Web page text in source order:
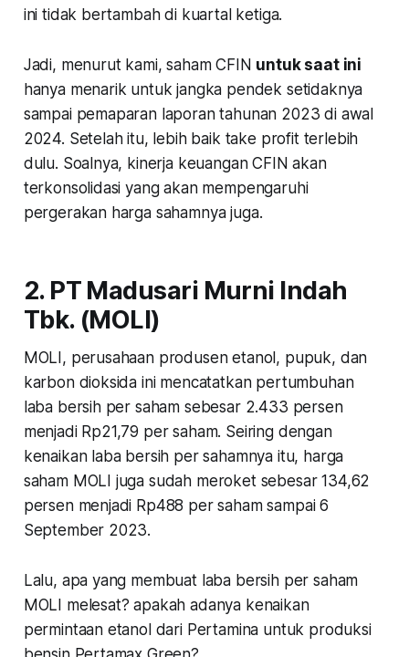
ini tidak bertambah di kuartal ketiga.
Jadi, menurut kami, saham CFIN untuk saat ini
hanya menarik untuk jangka pendek setidaknya
sampai pemaparan laporan tahunan 2023 di awal
2024. Setelah itu, lebih baik take profit terlebih
dulu. Soalnya, kinerja keuangan CFIN akan
terkonsolidasi yang akan mempengaruhi
pergerakan harga sahamnya juga.
2. PT Madusari Murni Indah
Tbk. (MOLI)
MOLI, perusahaan produsen etanol, pupuk, dan
karbon dioksida ini mencatatkan pertumbuhan
laba bersih per saham sebesar 2.433 persen
menjadi Rp21,79 per saham. Seiring dengan
kenaikan laba bersih per sahamnya itu, harga
saham MOLI juga sudah meroket sebesar 134,62
persen menjadi Rp488 per saham sampai 6
September 2023.
Lalu, apa yang membuat laba bersih per saham
MOLI melesat? apakah adanya kenaikan
permintaan etanol dari Pertamina untuk produksi